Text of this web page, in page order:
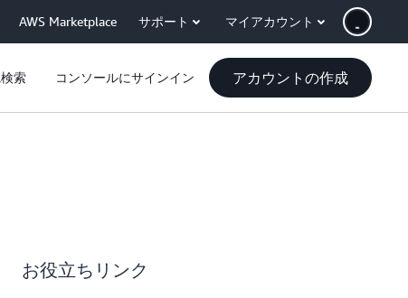
AWS Marketplace サポート マイアカウント
検索 コンソールにサインイン アカウントの作成
お役立ちリンク